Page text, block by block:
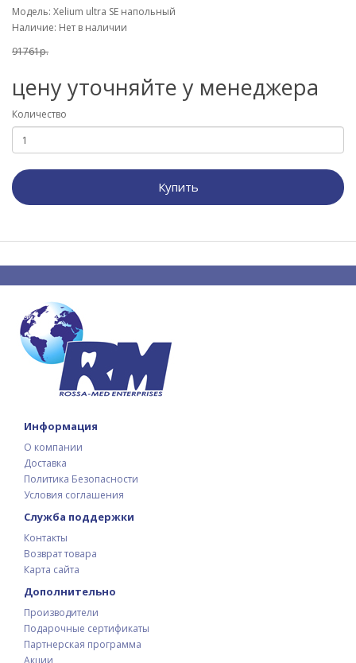
Модель: Xelium ultra SE напольный
Наличие: Нет в наличии
91761р.
цену уточняйте у менеджера
Количество
Купить
Информация
О компании
Доставка
Политика Безопасности
Условия соглашения
Служба поддержки
Контакты
Возврат товара
Карта сайта
Дополнительно
Производители
Подарочные сертификаты
Партнерская программа
Акции